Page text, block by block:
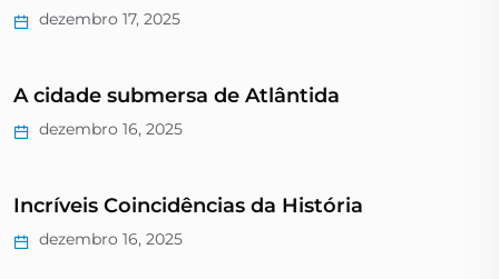
dezembro 17, 2025
A cidade submersa de Atlântida
dezembro 16, 2025
Incríveis Coincidências da História
dezembro 16, 2025